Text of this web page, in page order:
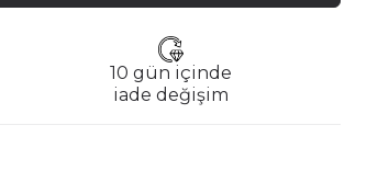
10 gün içinde
iade değişim